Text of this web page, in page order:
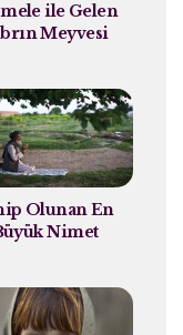
ile Gelen
Meyvesi
Olunan En
Nimet